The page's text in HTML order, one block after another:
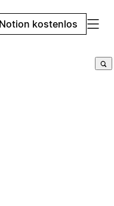
kostenlos